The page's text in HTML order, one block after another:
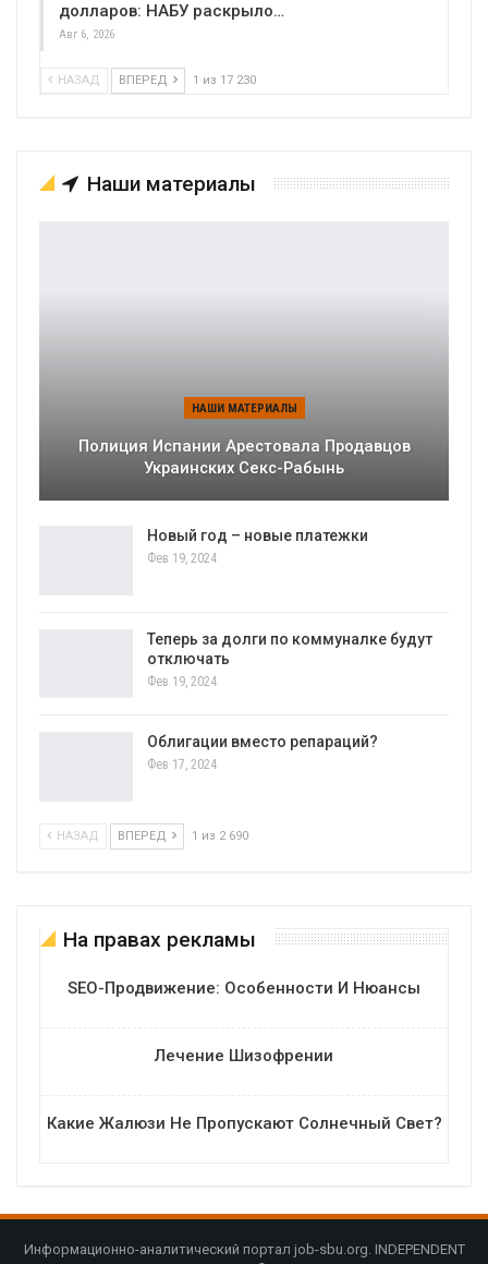
долларов: НАБУ раскрыло…
Авг 6, 2026
НАЗАД ВПЕРЕД 1 из 17 230
Наши материалы
НАШИ МАТЕРИАЛЫ
Полиция Испании Арестовала Продавцов
Украинских Секс-Рабынь
Новый год – новые платежки
Фев 19, 2024
Теперь за долги по коммуналке будут
отключать
Фев 19, 2024
Облигации вместо репараций?
Фев 17, 2024
НАЗАД ВПЕРЕД 1 из 2 690
На правах рекламы
SEO-Продвижение: Особенности И Нюансы
Лечение Шизофрении
Какие Жалюзи Не Пропускают Солнечный Свет?
Информационно-аналитический портал job-sbu.org. INDEPENDENT